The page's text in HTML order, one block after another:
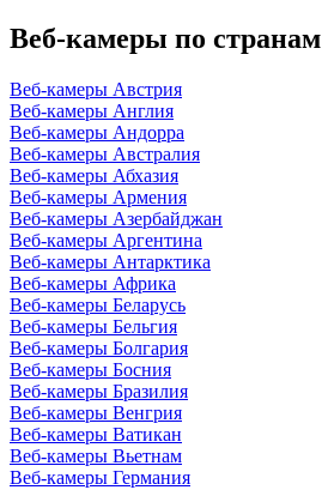
Веб-камеры по странам
Веб-камеры Австрия
Веб-камеры Англия
Веб-камеры Андорра
Веб-камеры Австралия
Веб-камеры Абхазия
Веб-камеры Армения
Веб-камеры Азербайджан
Веб-камеры Аргентина
Веб-камеры Антарктика
Веб-камеры Африка
Веб-камеры Беларусь
Веб-камеры Бельгия
Веб-камеры Болгария
Веб-камеры Босния
Веб-камеры Бразилия
Веб-камеры Венгрия
Веб-камеры Ватикан
Веб-камеры Вьетнам
Веб-камеры Германия